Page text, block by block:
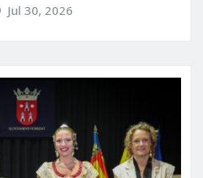
Jul 30, 2026